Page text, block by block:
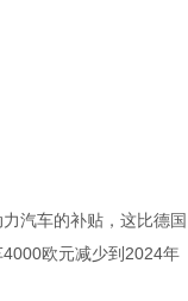
汽车的补贴，这比德国
欧元减少到2024年